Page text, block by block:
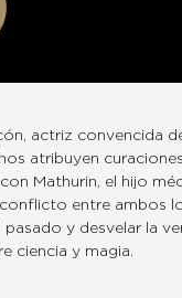
actriz convencida
atribuyen
Mathurin, el hijo
conflicto entre ambos
pasado y desvelar la
ciencia y magia.